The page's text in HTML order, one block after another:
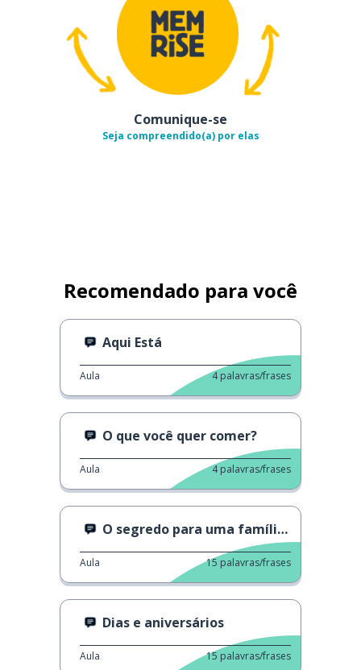
Comunique-se
Seja compreendido(a) por elas
Recomendado para você
Aqui Está
Aula 4 palavras/frases
O que você quer comer?
Aula 4 palavras/frases
O segredo para uma família feliz
Aula 15 palavras/frases
Dias e aniversários
Aula 15 palavras/frases